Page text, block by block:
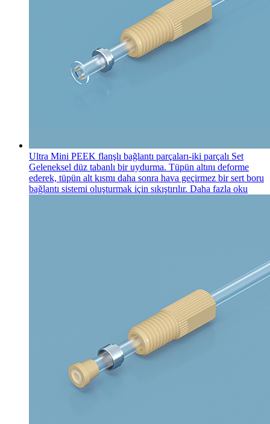
Ultra Mini PEEK flanşlı bağlantı parçaları-iki parçalı Set
Geleneksel düz tabanlı bir uydurma. Tüpün altını deforme
ederek, tüpün alt kısmı daha sonra hava geçirmez bir sert boru
bağlantı sistemi oluşturmak için sıkıştırılır. Daha fazla oku